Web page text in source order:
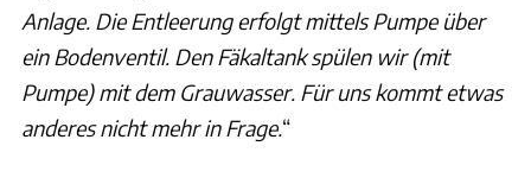
Anlage. Die Entleerung erfolgt mittels Pumpe über
ein Bodenventil. Den Fäkaltank spülen wir (mit
Pumpe) mit dem Grauwasser. Für uns kommt etwas
anderes nicht mehr in Frage.“